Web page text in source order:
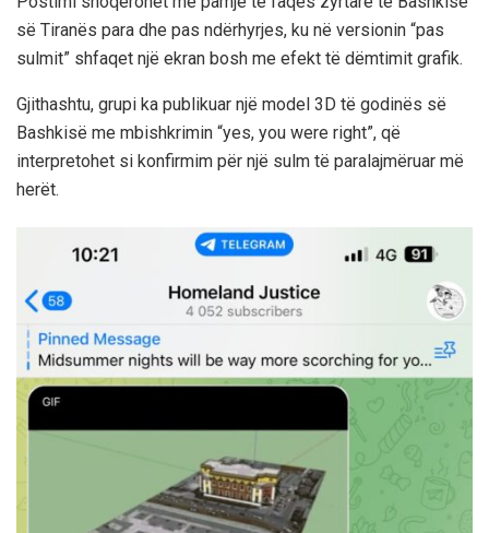
së Tiranës para dhe pas ndërhyrjes, ku në versionin “pas
sulmit” shfaqet një ekran bosh me efekt të dëmtimit grafik.
Gjithashtu, grupi ka publikuar një model 3D të godinës së
Bashkisë me mbishkrimin “yes, you were right”, që
interpretohet si konfirmim për një sulm të paralajmëruar më
herët.